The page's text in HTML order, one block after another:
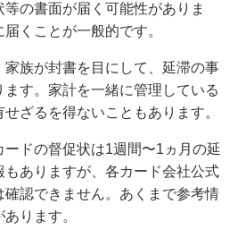
の書面が届く可能性がありま
くことが一般的です。
家族が封書を目にして、延滞の事
す。家計を一緒に管理している
ざるを得ないこともあります。
ドの督促状は1週間〜1ヵ月の延
ありますが、各カード会社公式
認できません。あくまで参考情
ります。